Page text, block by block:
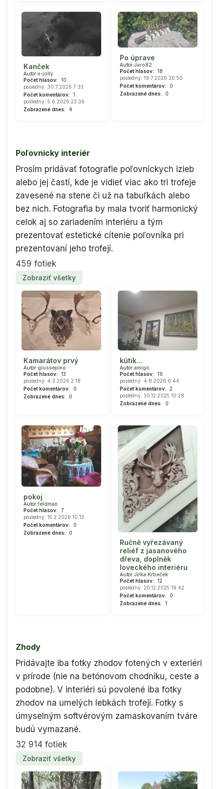
Kanček
Autor:x-jolly
Počet hlasov:
10
posledný: 30.7.2026 7:33
Počet komentárov:
1
posledný: 5.6.2026 23:36
Zobrazené dnes:
4
Po úprave
Autor:Jaro82
Počet hlasov:
18
posledný: 19.7.2026 20:50
Počet komentárov:
0
Zobrazené dnes:
0
Poľovnícky interiér
Prosím pridávať fotografie poľovníckych izieb
alebo jej častí, kde je vidieť viac ako tri trofeje
zavesené na stene či už na tabuľkách alebo
bez nich. Fotografia by mala tvoriť harmonický
celok aj so zariadením interiéru a tým
prezentovať estetické cítenie poľovníka pri
prezentovaní jeho trofejí.
459 fotiek
Zobraziť všetky
Kamarátov prvý
Autor:giussepino
Počet hlasov:
13
posledný: 4.3.2026 2:18
Počet komentárov:
0
Zobrazené dnes:
0
kútik...
Autor:amigo
Počet hlasov:
19
posledný: 4.8.2026 6:44
Počet komentárov:
2
posledný: 30.12.2025 10:28
Zobrazené dnes:
0
pokoj
Autor:feldman
Počet hlasov:
7
posledný: 15.2.2026 10:13
Počet komentárov:
0
Zobrazené dnes:
0
Ručně vyřezávaný
reliéf z jasanového
dřeva, doplněk
loveckého interiéru
Autor:Jirka Krbeček
Počet hlasov:
12
posledný: 20.12.2025 18:42
Počet komentárov:
0
Zobrazené dnes:
1
Zhody
Pridávajte iba fotky zhodov fotených v exteriéri
v prírode (nie na betónovom chodníku, ceste a
podobne). V interiéri sú povolené iba fotky
zhodov na umelých lebkách trofejí. Fotky s
úmyselným softvérovým zamaskovaním tváre
budú vymazané.
32 914 fotiek
Zobraziť všetky